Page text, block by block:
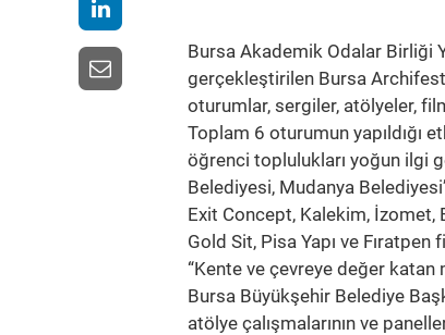
Bursa Akademik Odalar Birliği
gerçekleştirilen Bursa Archifest
oturumlar, sergiler, atölyeler,
Toplam 6 oturumun yapıldığı
öğrenci toplulukları yoğun ilgi
Belediyesi, Mudanya
Exit Concept, Kalekim, İzomet,
Gold Sit, Pisa Yapı ve
“Kente ve çevreye değer katan
Bursa Büyükşehir Belediye
atölye çalışmalarının ve